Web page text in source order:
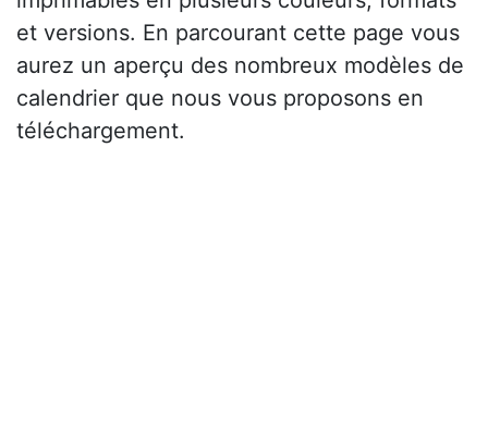
et versions. En parcourant cette page vous
aurez un aperçu des nombreux modèles de
calendrier que nous vous proposons en
téléchargement.